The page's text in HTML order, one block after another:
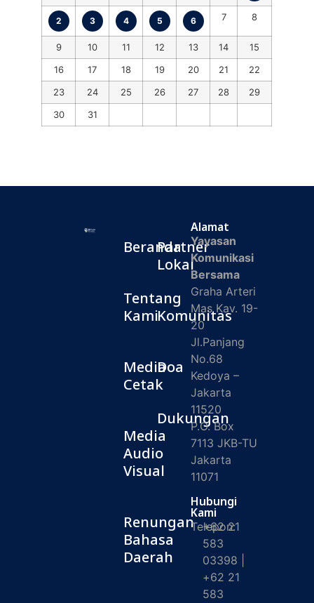
2 3 4 5 6 7 8
9 10 11 12 13 14
15
16
17 18 19 20 21
22
23
24 25 26 27 28
29
30
31
Beranda
Tentang
Kami
Media
Cetak
Media
Audio
Visual
Renungan
Bahasa
Daerah
Partner
Lokal
Komunitas
Doa
Dukungan
Alamat
Yayasan
Komunikasi
Bersama
Graha Arteri
Mas Kav. 19-
20
Jl.Panjang
No.68
Kedoya –
Jakarta
11520
P.O. Box
7113 JKB-TU
Jakarta
11071
Hubungi
Kami
Telepon:
+62 21
583
03398 |
+62 21
583